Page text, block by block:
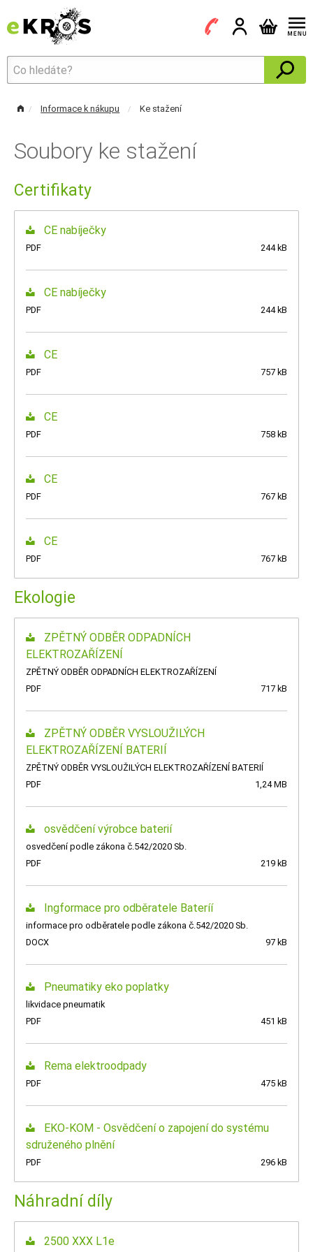
Informace k nákupu Ke stažení
Soubory ke stažení
Certifikaty
CE nabíječky
PDF 244 kB
CE nabíječky
PDF 244 kB
CE
PDF 757 kB
CE
PDF 758 kB
CE
PDF 767 kB
CE
PDF 767 kB
Ekologie
ZPĚTNÝ ODBĚR ODPADNÍCH
ELEKTROZAŘÍZENÍ
ZPĚTNÝ ODBĚR ODPADNÍCH ELEKTROZAŘÍZENÍ
PDF
717 kB
ZPĚTNÝ ODBĚR VYSLOUŽILÝCH
ELEKTROZAŘÍZENÍ BATERIÍ
ZPĚTNÝ ODBĚR VYSLOUŽILÝCH ELEKTROZAŘÍZENÍ BATERIÍ
PDF
1,24 MB
osvědčení výrobce baterií
osvedčení podle zákona č.542/2020 Sb.
PDF
219 kB
Ingformace pro odběratele Bateríí
informace pro odběratele podle zákona č.542/2020 Sb.
DOCX
97 kB
Pneumatiky eko poplatky
likvidace pneumatik
PDF
451 kB
Rema elektroodpady
PDF 475 kB
EKO-KOM - Osvědčení o zapojení do systému
sdruženého plnění
PDF 296 kB
Náhradní díly
2500 XXX L1e